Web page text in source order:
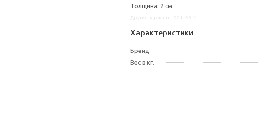
Толщина: 2 см
Характеристики
Бренд
Вес в кг.